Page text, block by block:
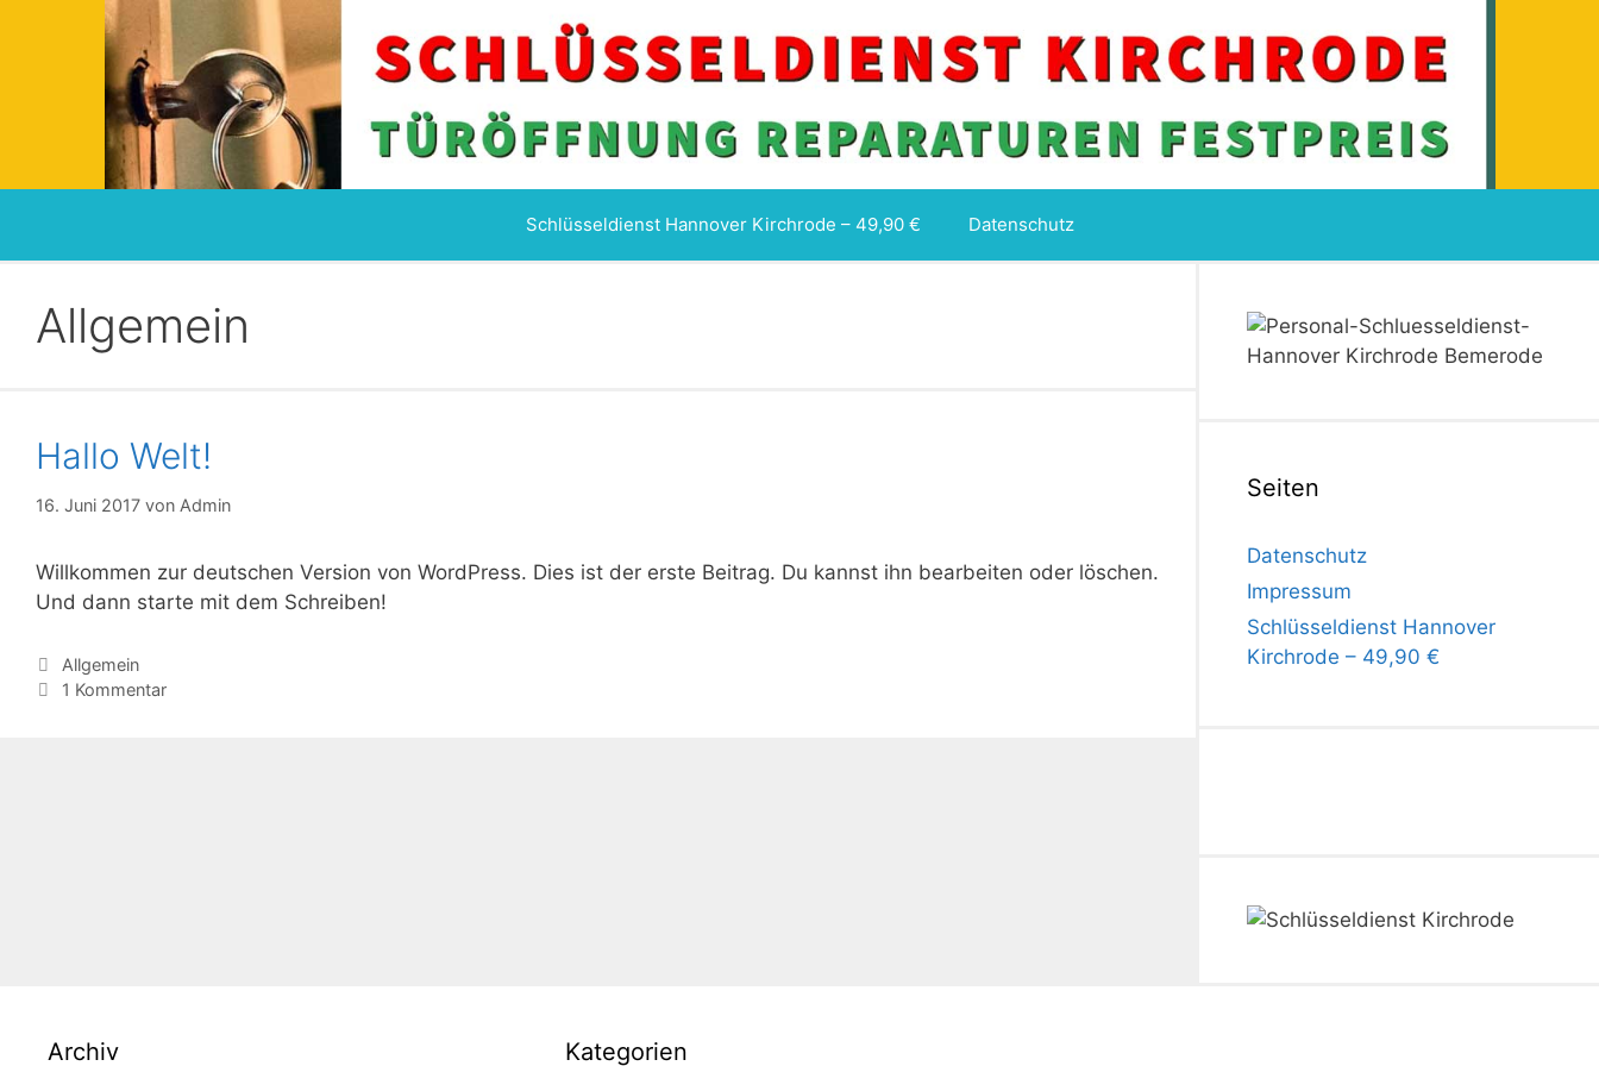
Schlüsseldienst Hannover Kirchrode – 49,90 € Datenschutz
Allgemein
Hallo Welt!
16. Juni 2017 von Admin
Willkommen zur deutschen Version von WordPress. Dies ist der erste Beitrag. Du kannst ihn bearbeiten oder löschen.
Und dann starte mit dem Schreiben!
Kategorien
Allgemein
1 Kommentar
Seiten
Datenschutz
Impressum
Schlüsseldienst Hannover
Kirchrode – 49,90 €
Archiv Kategorien